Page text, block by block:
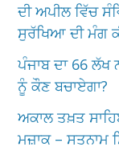
ਦੀ ਅਪੀਲ ਵਿੱਚ
ਸੁਰੱਖਿਆ ਦੀ ਮੰਗ
ਪੰਜਾਬ ਦਾ 66 ਲੱਖ
ਨੂੰ ਕੌਣ ਬਚਾਏਗਾ?
ਅਕਾਲ ਤਖ਼ਤ
ਮਜ਼ਾਕ – ਸਤਨਾਮ